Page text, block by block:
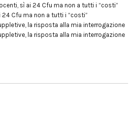
sì ai 24 Cfu ma non a tutti i “costi”
24 Cfu ma non a tutti i “costi”
la risposta alla mia interrogazione
la risposta alla mia interrogazione